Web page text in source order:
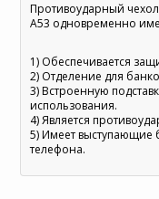
Противоударный
A53 одновременно
1) Обеспечивается
2) Отделение для
3) Встроенную
использования.
4) Является
5) Имеет выступающие
телефона.